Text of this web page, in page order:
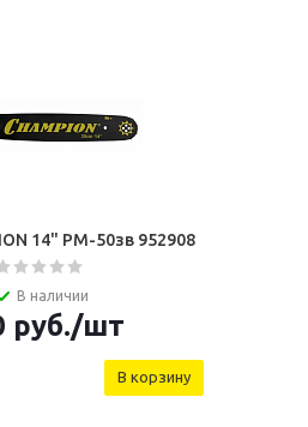
14" РМ-50зв 952908
В наличии
руб./шт
В корзину